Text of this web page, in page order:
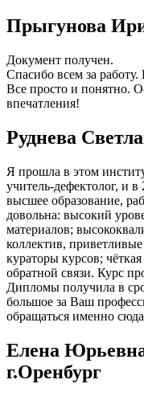
Прыгунова
Документ получен.
Спасибо всем за
Все просто и понятно.
впечатления!
Руднева
Я прошла в этом
учитель-дефектолог, и
высшее образование,
довольна: высокий
материалов;
коллектив,
кураторы курсов;
обратной связи. Курс
Дипломы получила в
большое за Ваш
обращаться именно
Елена
г.Оренбург